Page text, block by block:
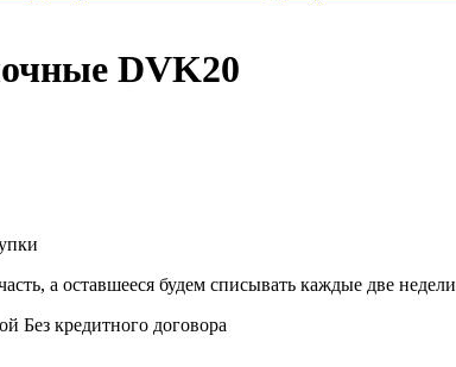
DVK20
а оставшееся будем списывать каждые две недели
Без кредитного договора